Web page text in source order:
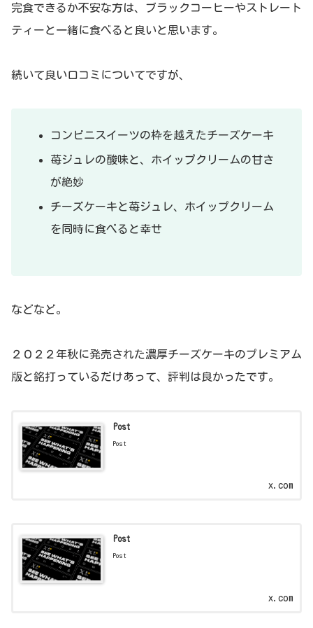
完食できるか不安な方は、ブラックコーヒーやストレート
ティーと一緒に食べると良いと思います。
続いて良い口コミについてですが、
コンビニスイーツの枠を越えたチーズケーキ
苺ジュレの酸味と、ホイップクリームの甘さ
が絶妙
チーズケーキと苺ジュレ、ホイップクリーム
を同時に食べると幸せ
などなど。
２０２２年秋に発売された濃厚チーズケーキのプレミアム
版と銘打っているだけあって、評判は良かったです。
Post
Post
x.com
Post
Post
x.com